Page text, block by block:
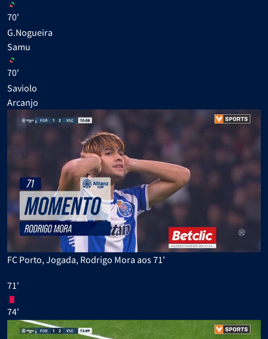
70'
G.Nogueira
Samu
70'
Saviolo
Arcanjo
FC Porto, Jogada, Rodrigo Mora aos 71'
71'
74'